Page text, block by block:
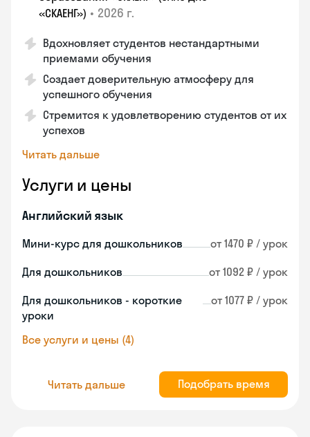
«СКАЕНГ») • 2026 г.
Вдохновляет студентов нестандартными
приемами обучения
Создает доверительную атмосферу для
успешного обучения
Стремится к удовлетворению студентов от их
успехов
Читать дальше
Услуги и цены
Английский язык
Мини-курс для дошкольников от 1470 ₽ / урок
Для дошкольников от 1092 ₽ / урок
Для дошкольников - короткие
уроки
от 1077 ₽ / урок
Все услуги и цены (4)
Читать дальше Подобрать время